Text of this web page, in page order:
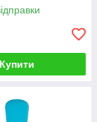
Купити